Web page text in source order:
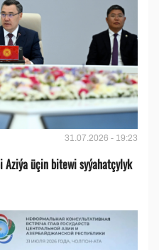
31.07.2026 - 19:23
Aziýa üçin bitewi syýahatçylyk